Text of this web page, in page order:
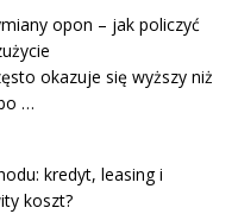
opon – jak policzyć
okazuje się wyższy niż
…
kredyt, leasing i
koszt?